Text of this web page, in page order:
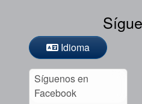
Contacto
Portal-cliente
Localizaciones
Noticias
Idioma
Síguenos en
Facebook